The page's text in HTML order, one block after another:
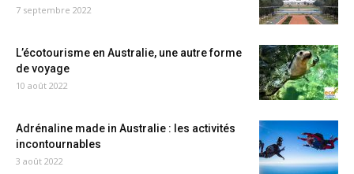
7 septembre 2022
L’écotourisme en Australie, une autre forme
de voyage
10 août 2022
Adrénaline made in Australie : les activités
incontournables
3 août 2022